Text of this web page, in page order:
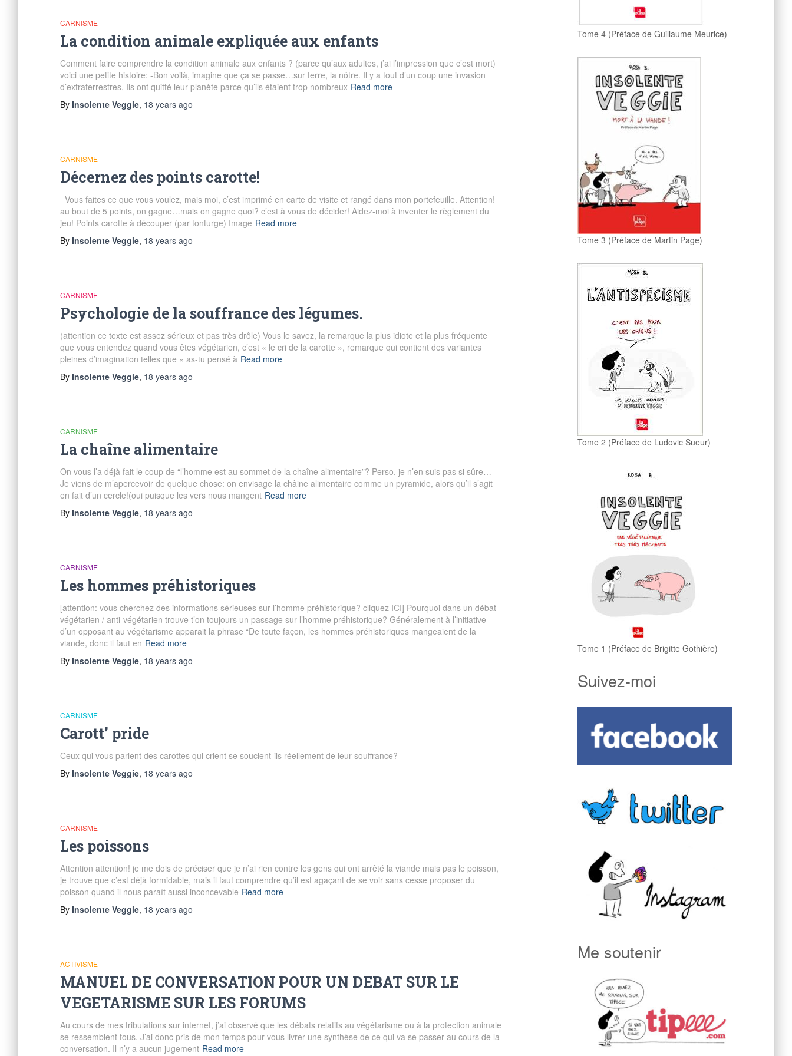
CARNISME
La condition animale expliquée aux enfants
Comment faire comprendre la condition animale aux enfants ? (parce qu’aux adultes, j’ai l’impression que c’est mort)
voici une petite histoire: -Bon voilà, imagine que ça se passe…sur terre, la nôtre. Il y a tout d’un coup une invasion
d’extraterrestres, Ils ont quitté leur planète parce qu’ils étaient trop nombreux Read more
By Insolente Veggie, 18 years ago
CARNISME
Décernez des points carotte!
Vous faites ce que vous voulez, mais moi, c’est imprimé en carte de visite et rangé dans mon portefeuille. Attention!
au bout de 5 points, on gagne…mais on gagne quoi? c’est à vous de décider! Aidez-moi à inventer le règlement du
jeu! Points carotte à découper (par tonturge) Image Read more
By Insolente Veggie, 18 years ago
CARNISME
Psychologie de la souffrance des légumes.
(attention ce texte est assez sérieux et pas très drôle) Vous le savez, la remarque la plus idiote et la plus fréquente
que vous entendez quand vous êtes végétarien, c’est « le cri de la carotte », remarque qui contient des variantes
pleines d’imagination telles que « as-tu pensé à Read more
By Insolente Veggie, 18 years ago
CARNISME
La chaîne alimentaire
On vous l’a déjà fait le coup de “l’homme est au sommet de la chaîne alimentaire”? Perso, je n’en suis pas si sûre…
Je viens de m’apercevoir de quelque chose: on envisage la châine alimentaire comme un pyramide, alors qu’il s’agit
en fait d’un cercle!(oui puisque les vers nous mangent Read more
By Insolente Veggie, 18 years ago
CARNISME
Les hommes préhistoriques
[attention: vous cherchez des informations sérieuses sur l’homme préhistorique? cliquez ICI] Pourquoi dans un débat
végétarien / anti-végétarien trouve t’on toujours un passage sur l’homme préhistorique? Généralement à l’initiative
d’un opposant au végétarisme apparait la phrase “De toute façon, les hommes préhistoriques mangeaient de la
viande, donc il faut en Read more
By Insolente Veggie, 18 years ago
CARNISME
Carott’ pride
Ceux qui vous parlent des carottes qui crient se soucient-ils réellement de leur souffrance?
By Insolente Veggie, 18 years ago
CARNISME
Les poissons
Attention attention! je me dois de préciser que je n’ai rien contre les gens qui ont arrêté la viande mais pas le poisson,
je trouve que c’est déjà formidable, mais il faut comprendre qu’il est agaçant de se voir sans cesse proposer du
poisson quand il nous paraît aussi inconcevable Read more
By Insolente Veggie, 18 years ago
ACTIVISME
MANUEL DE CONVERSATION POUR UN DEBAT SUR LE
VEGETARISME SUR LES FORUMS
Au cours de mes tribulations sur internet, j’ai observé que les débats relatifs au végétarisme ou à la protection animale
se ressemblent tous. J’ai donc pris de mon temps pour vous livrer une synthèse de ce qui va se passer au cours de la
conversation. Il n’y a aucun jugement Read more
Tome 4 (Préface de Guillaume Meurice)
Tome 3 (Préface de Martin Page)
Tome 2 (Préface de Ludovic Sueur)
Tome 1 (Préface de Brigitte Gothière)
Suivez-moi
Me soutenir